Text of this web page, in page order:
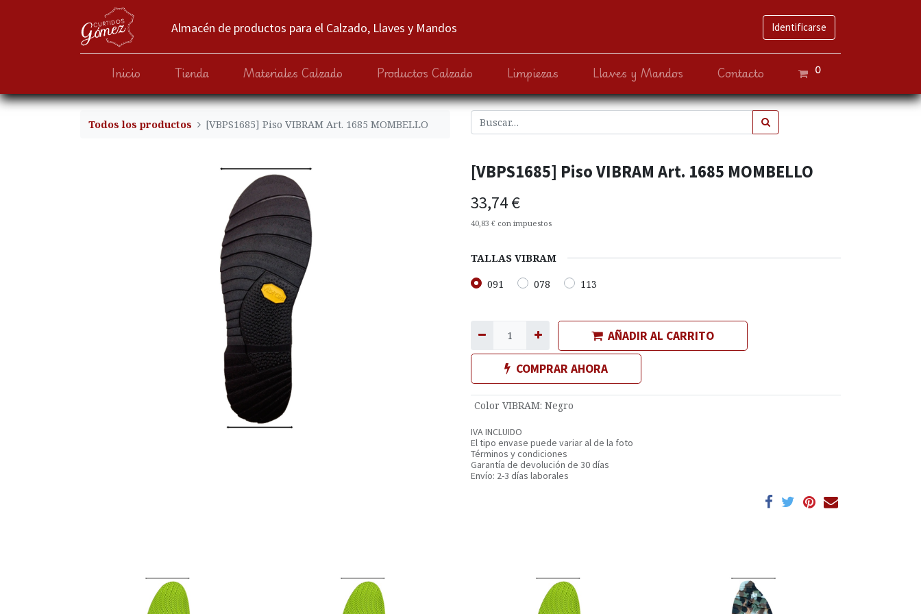
Almacén de productos para el Calzado, Llaves y Mandos Identificarse
Inicio Tienda Materiales Calzado Productos Calzado Limpiezas Llaves y Mandos Contacto 0
Todos los productos [VBPS1685] Piso VIBRAM Art. 1685 MOMBELLO
[VBPS1685] Piso VIBRAM Art. 1685 MOMBELLO
33,74€
40,83 € con impuestos
TALLAS VIBRAM
091
078 113
AÑADIR AL CARRITO
COMPRAR AHORA
Color VIBRAM: Negro
IVA INCLUIDO
El tipo envase puede variar al de la foto
Términos y condiciones
Garantía de devolución de 30 días
Envío: 2-3 días laborales